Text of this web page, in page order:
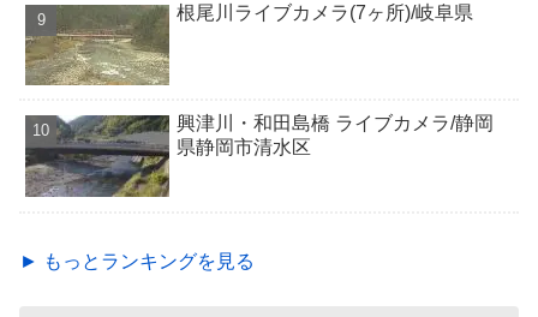
根尾川ライブカメラ(7ヶ所)/岐阜県
興津川・和田島橋 ライブカメラ/静岡
県静岡市清水区
► もっとランキングを見る